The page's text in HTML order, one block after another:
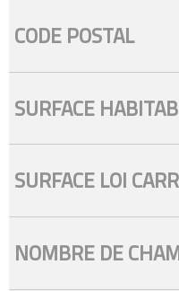
Caractérisque Valeurs
CODE POSTAL
SURFACE
SURFACE LOI
NOMBRE DE